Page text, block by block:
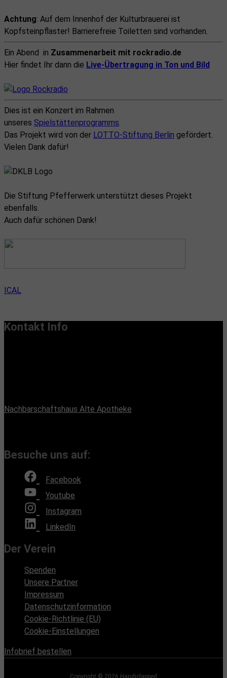
Achtung: Auf dem Innenhof der Kulturbrauerei ist
Kopfsteinpflaster! Barrierefreie Toiletten sind vorhanden.
Ein Abend in Zusammenarbeit mit rockradio.de
Hier findet Ihr dann die Live-Übertragung in Ton und Bild
Dies ist ein Konzert im Rahmen
unseres Spielstättenprogramms
Das Projekt wird von der LOTTO-Stiftung Berlin gefördert.
Vielen Dank dafür!
Die Stiftung Pfefferwerk unterstützt dieses Projekt
ebenfalls.
Auch dafür schönen Dank!
ICAL
Kontakt Info
Nachbarschaftshaus Alte Apotheke
Besuche uns auf:
Facebook
Youtube
Instagram
LinkedIn
Der Verein
Spenden
Unsere Partner
Impressum
Datenschutzinformation
Cookie-Richtlinie (EU)
Cookie-Einstellungen
Infobrief bestellen
Copyright © 2026 Handiclapped